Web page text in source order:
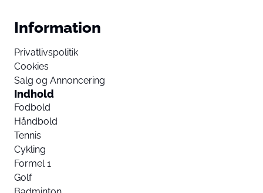
Information
Privatlivspolitik
Cookies
Salg og Annoncering
Indhold
Fodbold
Håndbold
Tennis
Cykling
Formel 1
Golf